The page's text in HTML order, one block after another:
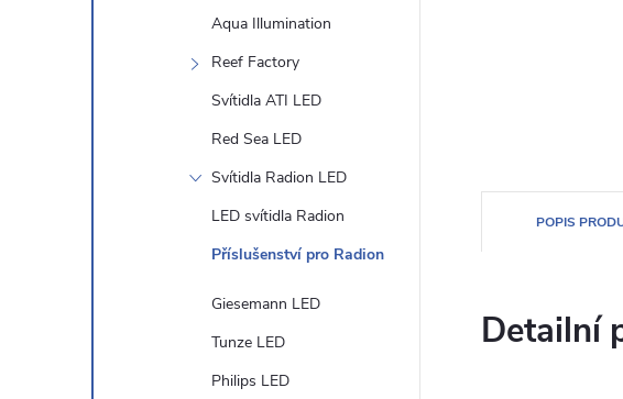
Aqua Illumination
Reef Factory
Svítidla ATI LED
Red Sea LED
Svítidla Radion LED
LED svítidla Radion
Příslušenství pro Radion
Giesemann LED
Tunze LED
Philips LED
POPIS
Detailní